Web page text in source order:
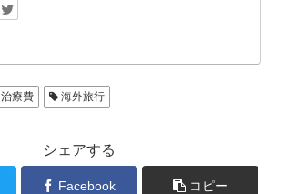
治療費 海外旅行
シェアする
Facebook コピー